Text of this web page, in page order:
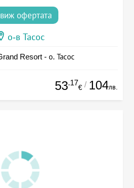
виж офертата
о-в Тасос
Resort - о. Тасос
53.17
€ / 104лв.